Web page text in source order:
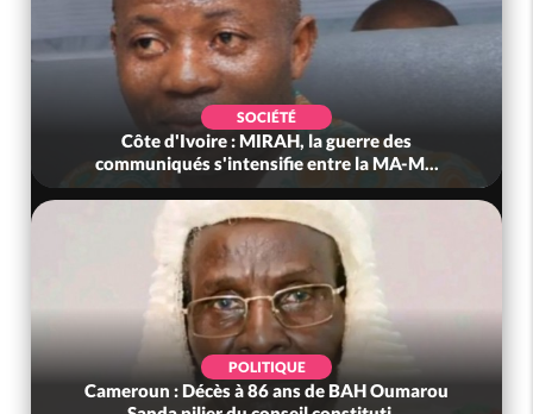
SOCIÉTÉ
Côte d'Ivoire : MIRAH, la guerre des
communiqués s'intensifie entre la MA-M...
POLITIQUE
Cameroun : Décès à 86 ans de BAH Oumarou